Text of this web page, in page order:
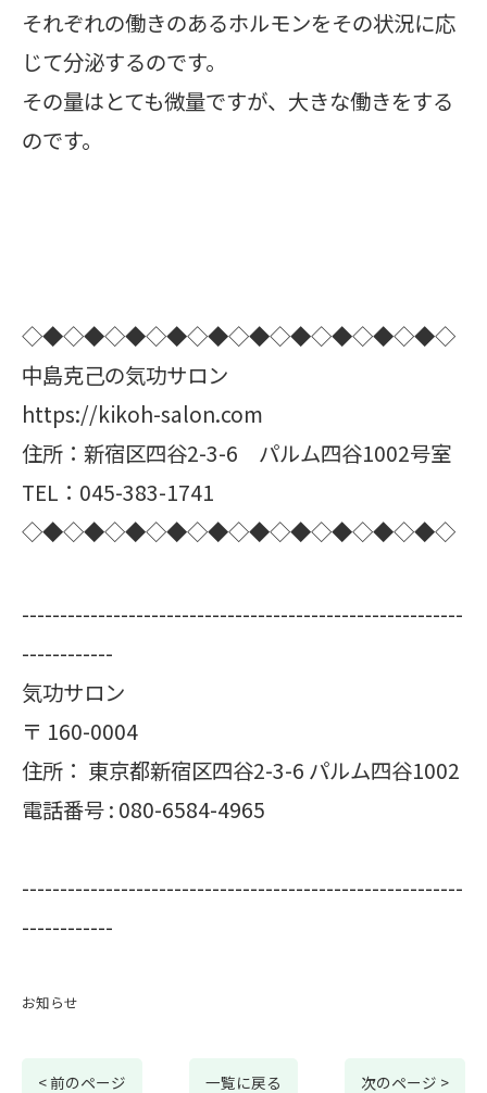
それぞれの働きのあるホルモンをその状況に応
じて分泌するのです。
その量はとても微量ですが、大きな働きをする
のです。
◇◆◇◆◇◆◇◆◇◆◇◆◇◆◇◆◇◆◇◆◇
中島克己の気功サロン
https://kikoh-salon.com
住所：新宿区四谷2-3-6 パルム四谷1002号室
TEL：045-383-1741
◇◆◇◆◇◆◇◆◇◆◇◆◇◆◇◆◇◆◇◆◇
----------------------------------------------------------
------------
気功サロン
〒 160-0004
住所： 東京都新宿区四谷2-3-6 パルム四谷1002
電話番号 : 080-6584-4965
----------------------------------------------------------
------------
お知らせ
< 前のページ 一覧に戻る 次のページ >